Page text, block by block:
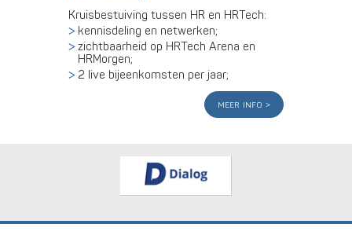
Kruisbestuiving tussen HR en HRTech:
kennisdeling en netwerken;
zichtbaarheid op HRTech Arena en
HRMorgen;
2 live bijeenkomsten per jaar;
meer info